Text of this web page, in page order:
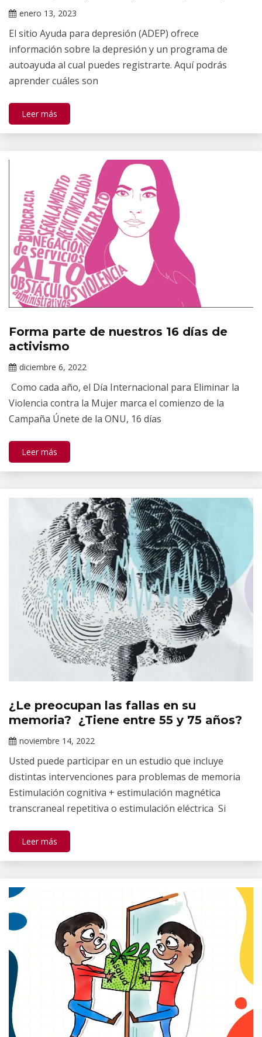
enero 13, 2023
Gallardo
El sitio Ayuda para depresión (ADEP) ofrece
información sobre la depresión y un programa de
autoayuda al cual puedes registrarte. Aquí podrás
aprender cuáles son
Leer más
Información
de interés
Forma parte de nuestros 16 días de
activismo
diciembre 6, 2022
Gallardo
Como cada año, el Día Internacional para Eliminar la
Violencia contra la Mujer marca el comienzo de la
Campaña Únete de la ONU, 16 días
Leer más
Información
de interés
¿Le preocupan las fallas en su
memoria? ¿Tiene entre 55 y 75 años?
noviembre 14, 2022
Gallardo
Usted puede participar en un estudio que incluye
distintas intervenciones para problemas de memoria
Estimulación cognitiva + estimulación magnética
transcraneal repetitiva o estimulación eléctrica Si
Leer más